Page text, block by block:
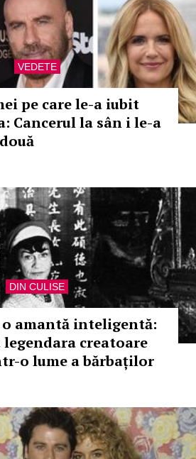
VEDETE
pe care le-a iubit
Cancerul la sân i le-a
DIN CULISE
o amantă inteligentă:
creatoare
o lume a bărbaților